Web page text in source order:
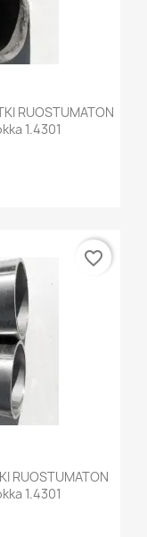
RUOSTUMATON
1.4301
RUOSTUMATON
1.4301
favorite_border